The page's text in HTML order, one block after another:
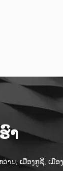
າ
ານ, ເມືອງກູຊີ, ເມືອ